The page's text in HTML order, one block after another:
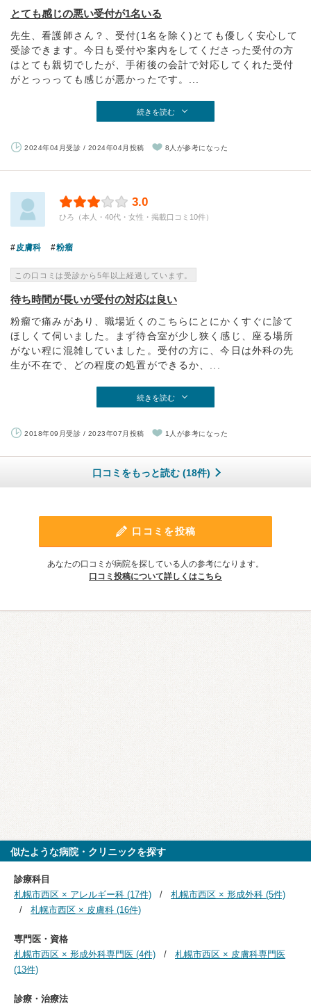
とても感じの悪い受付が1名いる
先生、看護師さん？、受付(1名を除く)とても優しく安心して
受診できます。今日も受付や案内をしてくださった受付の方
はとても親切でしたが、手術後の会計で対応してくれた受付
がとっっっても感じが悪かったです。...
続きを読む
2024年04月受診 / 2024年04月投稿 8人が参考になった
3.0
ひろ（本人・40代・女性・掲載口コミ10件）
皮膚科 粉瘤
この口コミは受診から5年以上経過しています。
待ち時間が長いが受付の対応は良い
粉瘤で痛みがあり、職場近くのこちらにとにかくすぐに診て
ほしくて伺いました。まず待合室が少し狭く感じ、座る場所
がない程に混雑していました。受付の方に、今日は外科の先
生が不在で、どの程度の処置ができるか、...
続きを読む
2018年09月受診 / 2023年07月投稿 1人が参考になった
口コミをもっと読む (18件)
口コミを投稿
あなたの口コミが病院を探している人の参考になります。
口コミ投稿について詳しくはこちら
似たような病院・クリニックを探す
診療科目
札幌市西区 × アレルギー科 (17件)
札幌市西区 × 形成外科 (5件)
札幌市西区 × 皮膚科 (16件)
専門医・資格
札幌市西区 × 形成外科専門医 (4件)
札幌市西区 × 皮膚科専門医
(13件)
診療・治療法